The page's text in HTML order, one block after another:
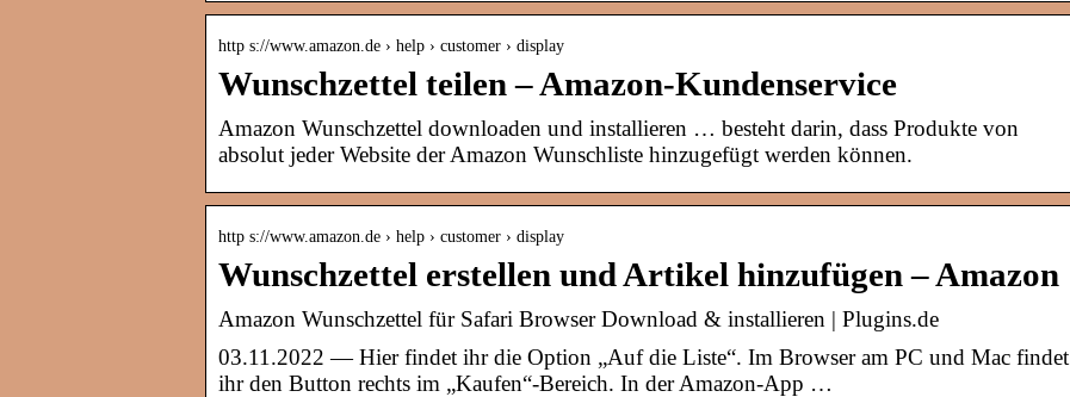
http s://www.amazon.de › help › customer › display
Wunschzettel teilen – Amazon-Kundenservice
Amazon Wunschzettel downloaden und installieren … besteht darin, dass Produkte von
absolut jeder Website der Amazon Wunschliste hinzugefügt werden können.
http s://www.amazon.de › help › customer › display
Wunschzettel erstellen und Artikel hinzufügen – Amazon
Amazon Wunschzettel für Safari Browser Download & installieren | Plugins.de
03.11.2022 — Hier findet ihr die Option „Auf die Liste“. Im Browser am PC und Mac findet
ihr den Button rechts im „Kaufen“-Bereich. In der Amazon-App …